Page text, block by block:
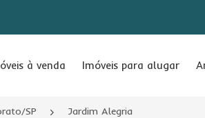
à venda Imóveis para alugar
SP Jardim Alegria